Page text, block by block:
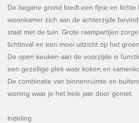
De begane grond biedt een fijne en lichte
woonkamer zich aan de achterzijde
staat met de tuin. Grote raampartijen
lichtinval en een mooi uitzicht op het
De open keuken aan de voorzijde is
een gezellige plek waar koken en
De combinatie van binnenruimte en
woning waar je het hele jaar door geniet.
Indeling